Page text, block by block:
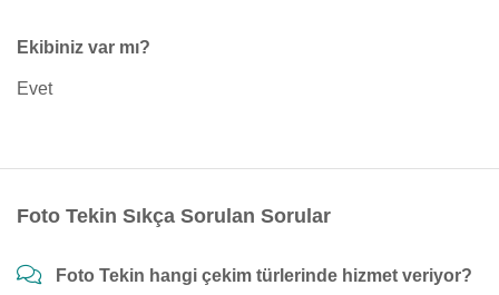
Ekibiniz var mı?
Evet
Foto Tekin Sıkça Sorulan Sorular
Foto Tekin hangi çekim türlerinde hizmet veriyor?